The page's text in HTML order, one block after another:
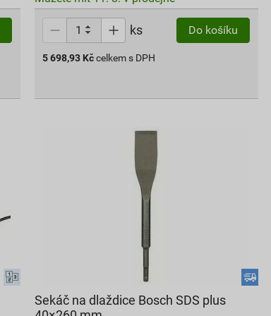
ks Do košíku
5 698,93 Kč celkem s DPH
Sekáč na dlaždice Bosch SDS plus